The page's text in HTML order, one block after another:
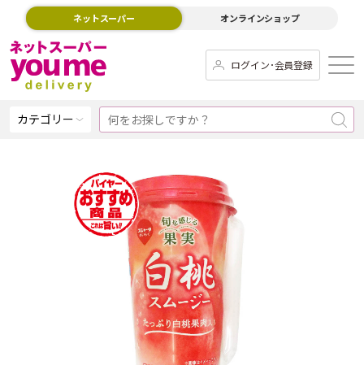
ネットスーパー オンラインショップ
ログイン･会員登録
カテゴリー